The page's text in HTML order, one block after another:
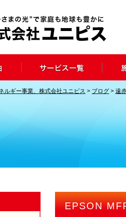
ルギー事業、株式会社ユニピス > ブログ > 遠
EPSON